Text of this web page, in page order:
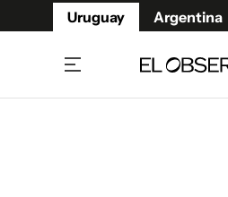
Uruguay Argentina